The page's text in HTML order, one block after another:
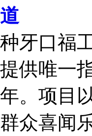
道
种牙口福
提供唯一
年。项目
群众喜闻